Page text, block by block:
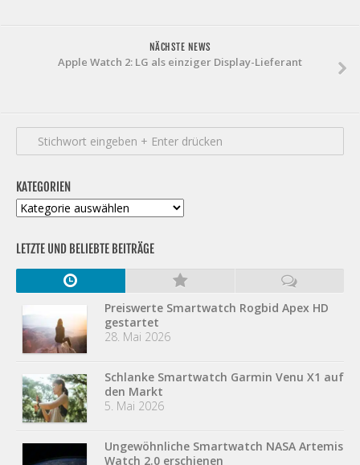
NÄCHSTE NEWS
Apple Watch 2: LG als einziger Display-Lieferant
KATEGORIEN
Kategorien
LETZTE UND BELIEBTE BEITRÄGE
Preiswerte Smartwatch Rogbid Apex HD
gestartet
28. Mai 2026
Schlanke Smartwatch Garmin Venu X1 auf
den Markt
5. Mai 2026
Ungewöhnliche Smartwatch NASA Artemis
Watch 2.0 erschienen